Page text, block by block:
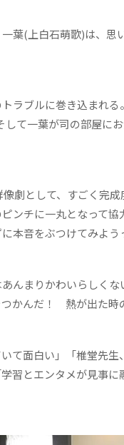
(上白石萌歌)は、思
ラブルに巻き込まれ
して一葉が司の部屋
劇として、すごく完
ンチに一丸となって
本音をぶつけてみよう
んまりかわいらしく
かんだ！ 熱が出た時
て面白い」「椎堂先
習とエンタメが見事